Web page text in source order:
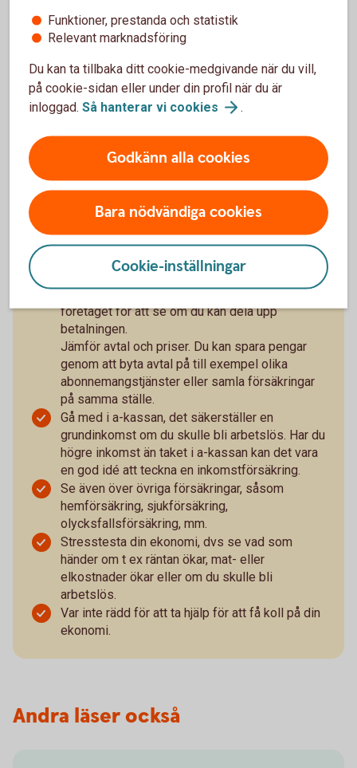
på sin ekonomi.
Checklista - Ta kontroll över ekonomin (pdf)
Utgiftskollen - ett digitaltverktyg
Privatekonomiska tips
Gör en budget över dina inkomster och utgifter.
Finns det utgifter du kan dra ner på? Glöm inte
småutgifterna, det handlar ofta om mer pengar
än man tror.
Har du svårt att betala en räkning, hör av dig till
företaget för att se om du kan dela upp
betalningen.
Jämför avtal och priser. Du kan spara pengar
genom att byta avtal på till exempel olika
abonnemangstjänster eller samla försäkringar
på samma ställe.
Gå med i a-kassan, det säkerställer en
grundinkomst om du skulle bli arbetslös. Har du
högre inkomst än taket i a-kassan kan det vara
en god idé att teckna en inkomstförsäkring.
Se även över övriga försäkringar, såsom
hemförsäkring, sjukförsäkring,
olycksfallsförsäkring, mm.
Stresstesta din ekonomi, dvs se vad som
händer om t ex räntan ökar, mat- eller
elkostnader ökar eller om du skulle bli
arbetslös.
Var inte rädd för att ta hjälp för att få koll på din
ekonomi.
Andra läser också
Funktioner, prestanda och statistik
Relevant marknadsföring
Du kan ta tillbaka ditt cookie-medgivande när du vill,
på cookie-sidan eller under din profil när du är
inloggad. Så hanterar vi cookies .
Godkänn alla cookies
Bara nödvändiga cookies
Cookie-inställningar